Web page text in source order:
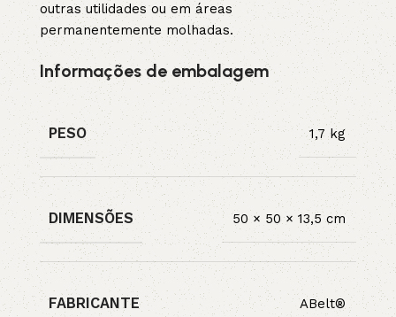
outras utilidades ou em áreas
permanentemente molhadas.
Informações de embalagem
PESO 1,7 kg
DIMENSÕES 50 × 50 × 13,5 cm
FABRICANTE ABelt®